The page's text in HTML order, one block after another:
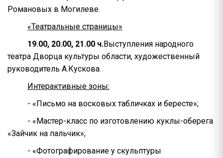
Романовых в Могилеве.
«Театральные страницы»
19.00, 20.00, 21.00 ч.Выступления народного
театра Дворца культуры области, художественный
руководитель А.Кускова.
Интерактивные зоны:
- «Письмо на восковых табличках и бересте»;
- «Мастер-класс по изготовлению куклы-оберега
«Зайчик на пальчик»;
- «Фотографирование у скульптуры